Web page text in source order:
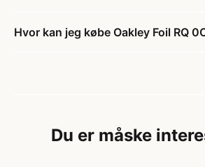
Hvor kan jeg købe Oakley Foil RQ
Du er måske